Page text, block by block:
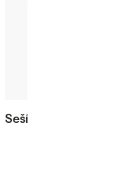
Sešívané katalogy